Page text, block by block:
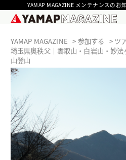
YAMAP MAGAZINE メンテナンスのお
YAMAP MAGAZINE 参加する
ツ
埼玉県奥秩父｜雲取山・白岩山・妙
山登山